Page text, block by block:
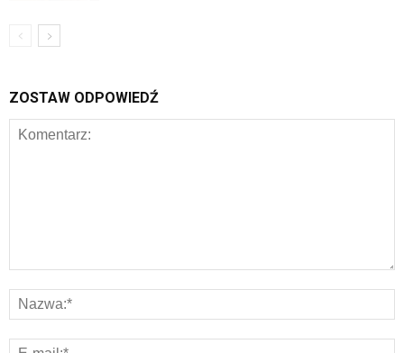
ZOSTAW ODPOWIEDŹ